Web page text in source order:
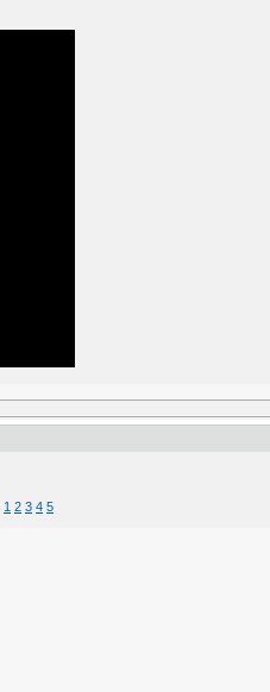
1 2 3 4 5